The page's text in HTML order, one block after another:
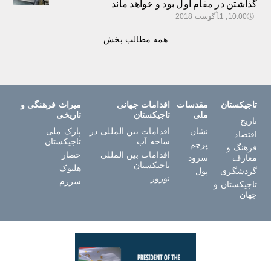
گذاشتن در مقام اول بود و خواهد ماند
🕔10:00, 1.آگوست 2018
همه مطالب بخش
تاجیکستان
تاریخ
اقتصاد
فرهنگ و
معارف
گردشگری
تاجیکستان و
جهان
مقدسات
ملی
نشان
پرچم
سرود
پول
اقدامات جهانی
تاجیکستان
اقدامات بین المللی در
ساحه آب
اقدامات بین المللی
تاجیکستان
نوروز
میراث فرهنگی و
تاریخی
پارک ملی
تاجیکستان
حصار
هلبوک
سرزم